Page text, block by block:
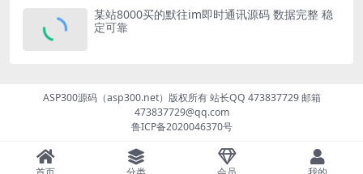
某站8000买的默往im即时通讯源码 数据完整 稳
定可靠
ASP300源码（asp300.net）版权所有 站长QQ 473837729 邮箱
473837729@qq.com
鲁ICP备2020046370号